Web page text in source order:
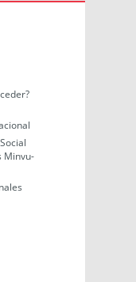
Minvu-